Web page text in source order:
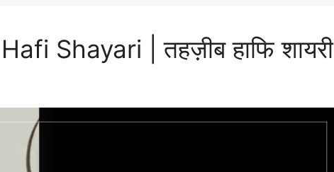
Shayari | तहज़ीब हाफि शायरी